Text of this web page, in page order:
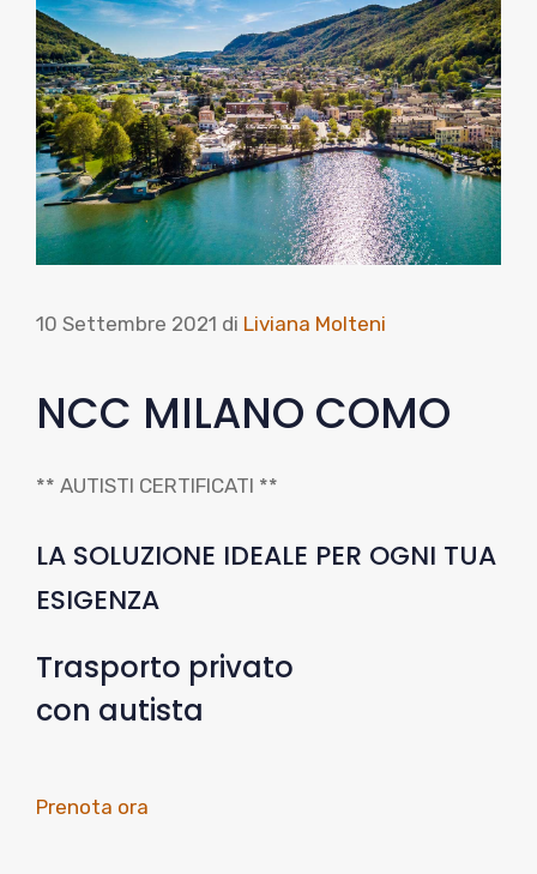
10 Settembre 2021 di Liviana Molteni
NCC MILANO COMO
** AUTISTI CERTIFICATI **
LA SOLUZIONE IDEALE PER OGNI TUA
ESIGENZA
Trasporto privato
con autista
Prenota ora